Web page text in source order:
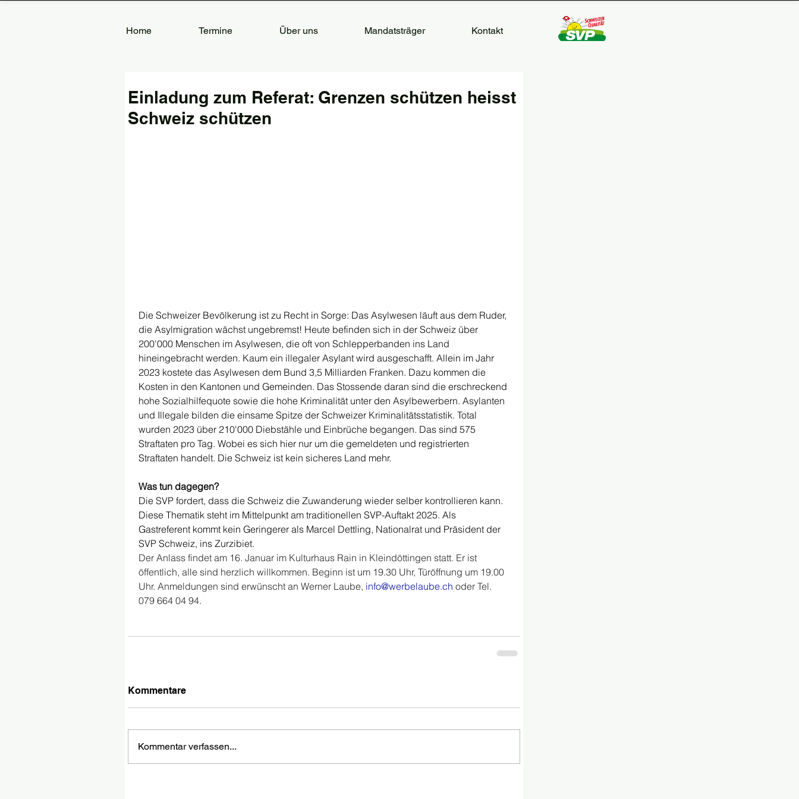
Home Termine Über uns Mandatsträger Kontakt
Einladung zum Referat: Grenzen schützen heisst
Schweiz schützen
Die Schweizer Bevölkerung ist zu Recht in Sorge: Das Asylwesen läuft aus dem Ruder,
die Asylmigration wächst ungebremst! Heute befinden sich in der Schweiz über
200'000 Menschen im Asylwesen, die oft von Schlepperbanden ins Land
hineingebracht werden. Kaum ein illegaler Asylant wird ausgeschafft. Allein im Jahr
2023 kostete das Asylwesen dem Bund 3,5 Milliarden Franken. Dazu kommen die
Kosten in den Kantonen und Gemeinden. Das Stossende daran sind die erschreckend
hohe Sozialhilfequote sowie die hohe Kriminalität unter den Asylbewerbern. Asylanten
und Illegale bilden die einsame Spitze der Schweizer Kriminalitätsstatistik. Total
wurden 2023 über 210'000 Diebstähle und Einbrüche begangen. Das sind 575
Straftaten pro Tag. Wobei es sich hier nur um die gemeldeten und registrierten
Straftaten handelt. Die Schweiz ist kein sicheres Land mehr.
Was tun dagegen?
Die SVP fordert, dass die Schweiz die Zuwanderung wieder selber kontrollieren kann.
Diese Thematik steht im Mittelpunkt am traditionellen SVP-Auftakt 2025. Als
Gastreferent kommt kein Geringerer als Marcel Dettling, Nationalrat und Präsident der
SVP Schweiz, ins Zurzibiet.
Der Anlass findet am 16. Januar im Kulturhaus Rain in Kleindöttingen statt. Er ist
öffentlich, alle sind herzlich willkommen. Beginn ist um 19.30 Uhr, Türöffnung um 19.00
Uhr. Anmeldungen sind erwünscht an Werner Laube, info@werbelaube.ch oder Tel.
079 664 04 94.
Kommentare
Kommentar verfassen...